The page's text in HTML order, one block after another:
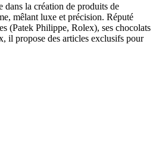
dans la création de produits de
mêlant luxe et précision. Réputé
(Patek Philippe, Rolex), ses chocolats
il propose des articles exclusifs pour